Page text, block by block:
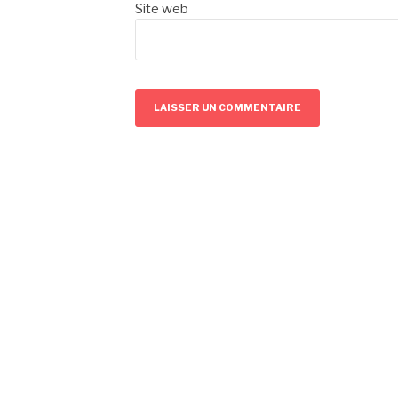
Site web